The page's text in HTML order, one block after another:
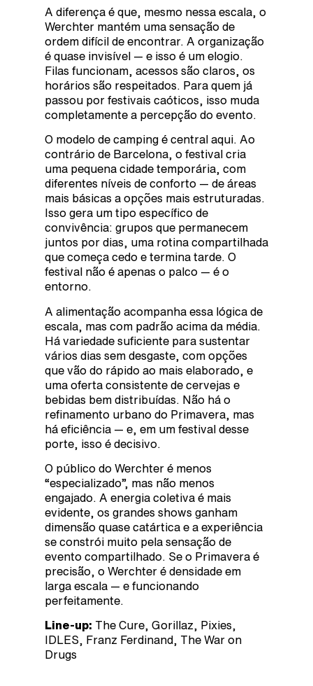
A diferença é que, mesmo nessa escala, o
Werchter mantém uma sensação de
ordem difícil de encontrar. A organização
é quase invisível — e isso é um elogio.
Filas funcionam, acessos são claros, os
horários são respeitados. Para quem já
passou por festivais caóticos, isso muda
completamente a percepção do evento.
O modelo de camping é central aqui. Ao
contrário de Barcelona, o festival cria
uma pequena cidade temporária, com
diferentes níveis de conforto — de áreas
mais básicas a opções mais estruturadas.
Isso gera um tipo específico de
convivência: grupos que permanecem
juntos por dias, uma rotina compartilhada
que começa cedo e termina tarde. O
festival não é apenas o palco — é o
entorno.
A alimentação acompanha essa lógica de
escala, mas com padrão acima da média.
Há variedade suficiente para sustentar
vários dias sem desgaste, com opções
que vão do rápido ao mais elaborado, e
uma oferta consistente de cervejas e
bebidas bem distribuídas. Não há o
refinamento urbano do Primavera, mas
há eficiência — e, em um festival desse
porte, isso é decisivo.
O público do Werchter é menos
“especializado”, mas não menos
engajado. A energia coletiva é mais
evidente, os grandes shows ganham
dimensão quase catártica e a experiência
se constrói muito pela sensação de
evento compartilhado. Se o Primavera é
precisão, o Werchter é densidade em
larga escala — e funcionando
perfeitamente.
Line-up: The Cure, Gorillaz, Pixies,
IDLES, Franz Ferdinand, The War on
Drugs